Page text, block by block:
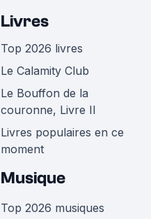
Livres
Top 2026 livres
Le Calamity Club
Le Bouffon de la
couronne, Livre II
Livres populaires en ce
moment
Musique
Top 2026 musiques